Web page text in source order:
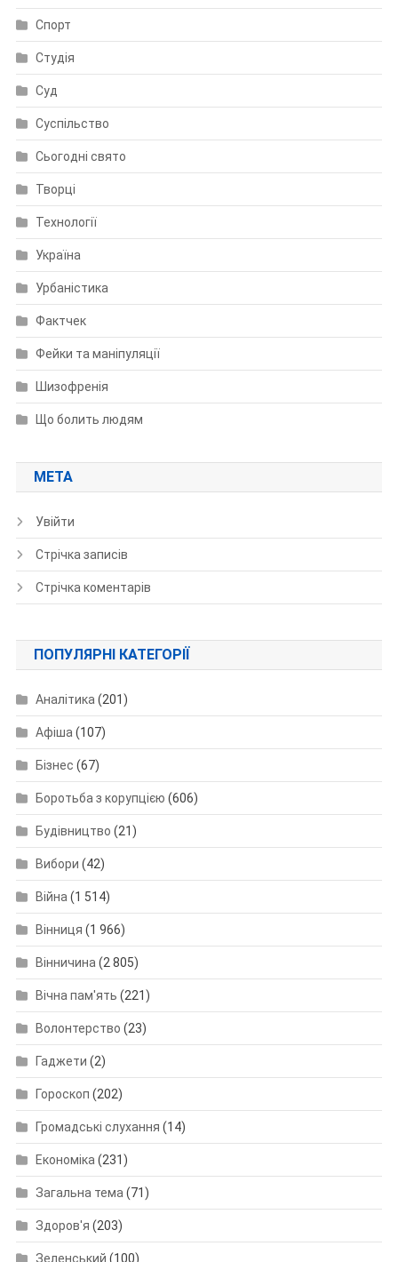
Спорт
Студія
Суд
Суспільство
Сьогодні свято
Творці
Технології
Україна
Урбаністика
Фактчек
Фейки та маніпуляції
Шизофренія
Що болить людям
МЕТА
Увійти
Стрічка записів
Стрічка коментарів
ПОПУЛЯРНІ КАТЕГОРІЇ
Аналітика (201)
Афіша (107)
Бізнес (67)
Боротьба з корупцією (606)
Будівництво (21)
Вибори (42)
Війна (1 514)
Вінниця (1 966)
Вінничина (2 805)
Вічна пам'ять (221)
Волонтерство (23)
Гаджети (2)
Гороскоп (202)
Громадські слухання (14)
Економіка (231)
Загальна тема (71)
Здоров'я (203)
Зеленський (100)